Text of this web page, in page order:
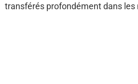
transférés profondément dans les